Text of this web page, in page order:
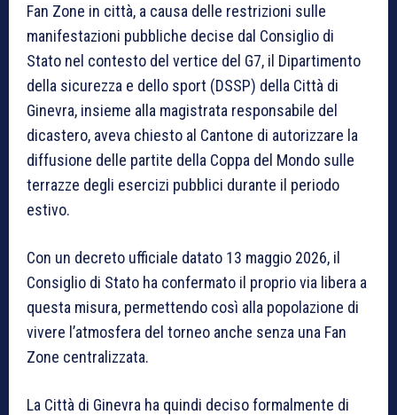
Fan Zone in città, a causa delle restrizioni sulle
manifestazioni pubbliche decise dal Consiglio di
Stato nel contesto del vertice del G7, il Dipartimento
della sicurezza e dello sport (DSSP) della Città di
Ginevra, insieme alla magistrata responsabile del
dicastero, aveva chiesto al Cantone di autorizzare la
diffusione delle partite della Coppa del Mondo sulle
terrazze degli esercizi pubblici durante il periodo
estivo.
Con un decreto ufficiale datato 13 maggio 2026, il
Consiglio di Stato ha confermato il proprio via libera a
questa misura, permettendo così alla popolazione di
vivere l’atmosfera del torneo anche senza una Fan
Zone centralizzata.
La Città di Ginevra ha quindi deciso formalmente di